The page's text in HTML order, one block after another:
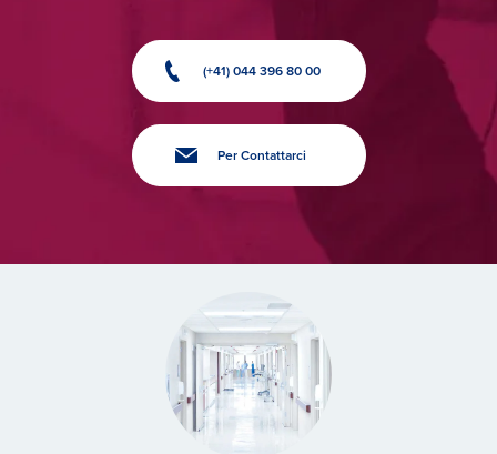
(+41) 044 396 80 00
Per Contattarci